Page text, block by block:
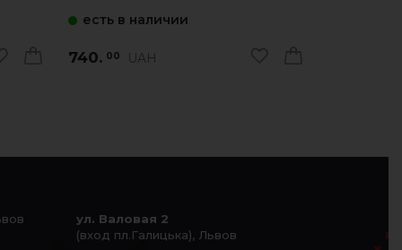
есть в наличии
740. 00 UAH
ул. Валовая 2
(вход пл.Галицька), Львов